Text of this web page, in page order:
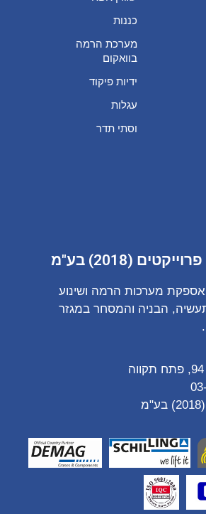
כננות
מערכת הרמה
בוואקום
ידיות פיקוד
עגלות
וסתי תדר
(2018) בע"מ
מערכות הרמה ושינוע
הבניה והמסחר במגזר